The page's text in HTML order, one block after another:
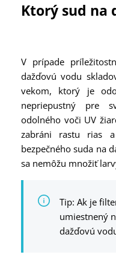
Ktorý sud na
V prípade
dažďovú vodu
vekom, ktorý je
nepriepustný pre
odolného voči UV
zabráni rastu rias
bezpečného suda na
sa nemôžu množiť
Tip: Ak je
umiestnený
dažďovú